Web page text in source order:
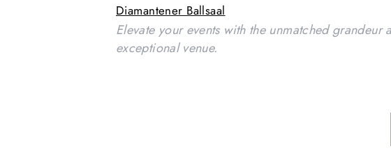
Diamantener Ballsaal
Elevate your events with the unmatched
exceptional venue.